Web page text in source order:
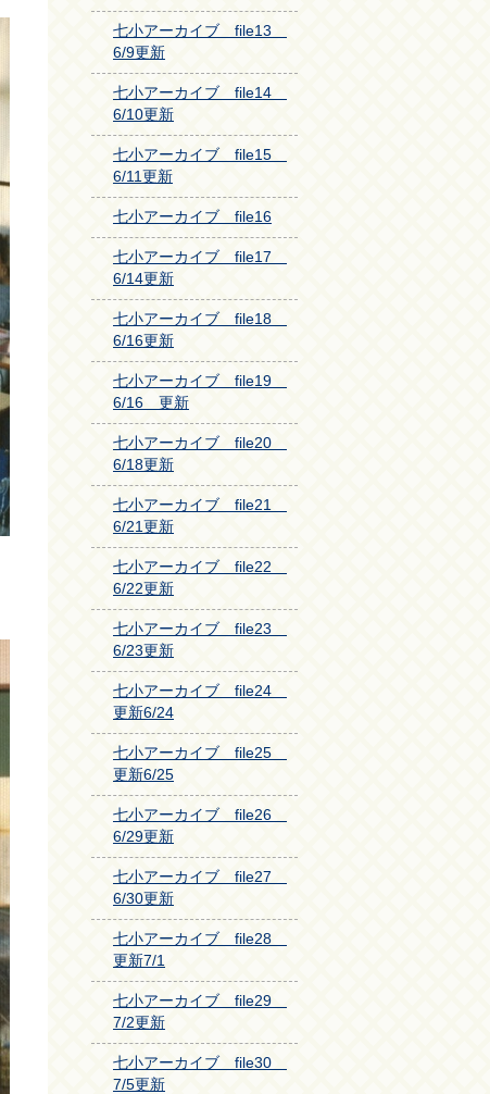
七小アーカイブ file13
6/9更新
七小アーカイブ file14
6/10更新
七小アーカイブ file15
6/11更新
七小アーカイブ file16
七小アーカイブ file17
6/14更新
七小アーカイブ file18
6/16更新
七小アーカイブ file19
6/16 更新
七小アーカイブ file20
6/18更新
七小アーカイブ file21
6/21更新
七小アーカイブ file22
6/22更新
七小アーカイブ file23
6/23更新
七小アーカイブ file24
更新6/24
七小アーカイブ file25
更新6/25
七小アーカイブ file26
6/29更新
七小アーカイブ file27
6/30更新
七小アーカイブ file28
更新7/1
七小アーカイブ file29
7/2更新
七小アーカイブ file30
7/5更新